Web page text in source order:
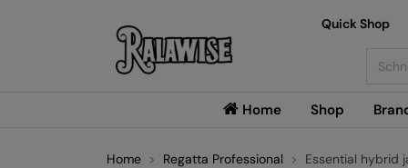
Home Shop
Quick Shop
Home Regatta Professional Essential hybrid